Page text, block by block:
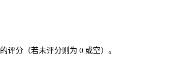
的评分（若未评分则为 0 或空）。